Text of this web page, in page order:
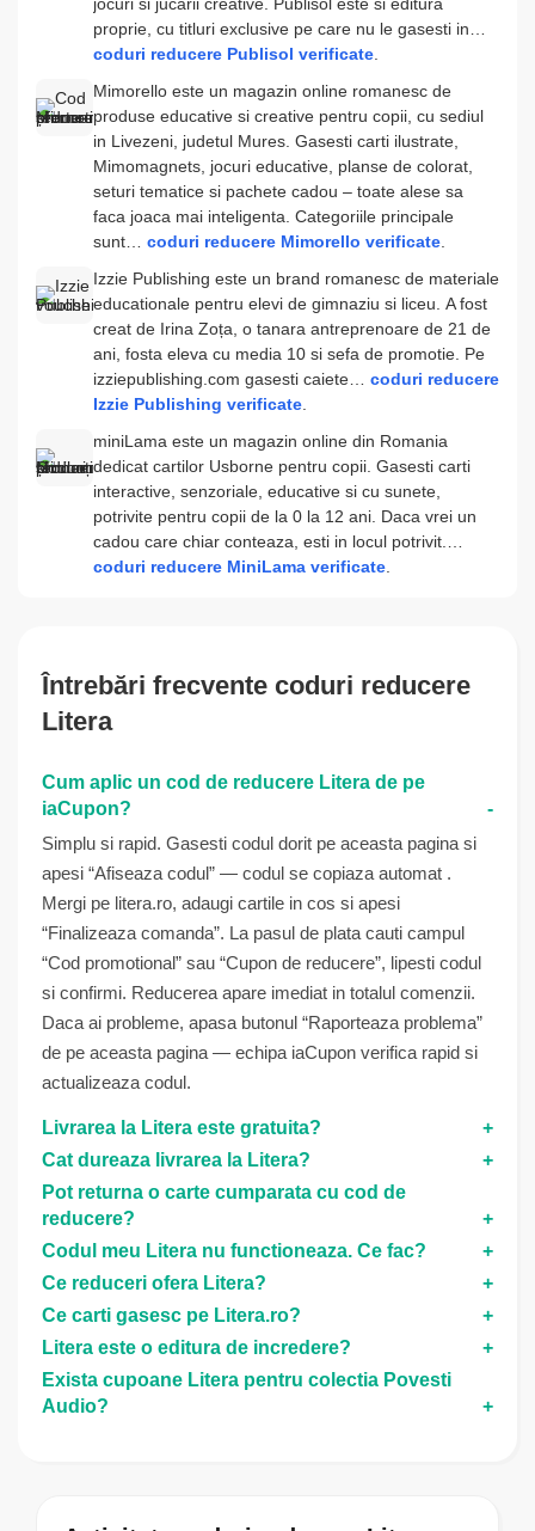
proprie, cu titluri exclusive pe care nu le gasesti in…
coduri reducere Publisol verificate
Mimorello este un magazin online romanesc de
produse educative si creative pentru copii, cu sediul
in Livezeni, judetul Mures. Gasesti carti ilustrate,
Mimomagnets, jocuri educative, planse de colorat,
seturi tematice si pachete cadou – toate alese sa
faca joaca mai inteligenta. Categoriile principale
sunt… coduri reducere Mimorello verificate
Izzie Publishing este un brand romanesc de materiale
educationale pentru elevi de gimnaziu si liceu. A fost
creat de Irina Zoța, o tanara antreprenoare de 21 de
ani, fosta eleva cu media 10 si sefa de promotie. Pe
izziepublishing.com gasesti caiete… coduri reducere
Izzie Publishing verificate
miniLama este un magazin online din Romania
dedicat cartilor Usborne pentru copii. Gasesti carti
interactive, senzoriale, educative si cu sunete,
potrivite pentru copii de la 0 la 12 ani. Daca vrei un
cadou care chiar conteaza, esti in locul potrivit.…
coduri reducere MiniLama verificate
Întrebări frecvente coduri reducere
Litera
Cum aplic un cod de reducere Litera de pe
iaCupon?
Simplu si rapid. Gasesti codul dorit pe aceasta pagina si
apesi “Afiseaza codul” — codul se copiaza automat .
Mergi pe litera.ro, adaugi cartile in cos si apesi
“Finalizeaza comanda”. La pasul de plata cauti campul
“Cod promotional” sau “Cupon de reducere”, lipesti codul
si confirmi. Reducerea apare imediat in totalul comenzii.
Daca ai probleme, apasa butonul “Raporteaza problema”
de pe aceasta pagina — echipa iaCupon verifica rapid si
actualizeaza codul.
Livrarea la Litera este gratuita?
Cat dureaza livrarea la Litera?
Pot returna o carte cumparata cu cod de
reducere?
Codul meu Litera nu functioneaza. Ce fac?
Ce reduceri ofera Litera?
Ce carti gasesc pe Litera.ro?
Litera este o editura de incredere?
Exista cupoane Litera pentru colectia Povesti
Audio?